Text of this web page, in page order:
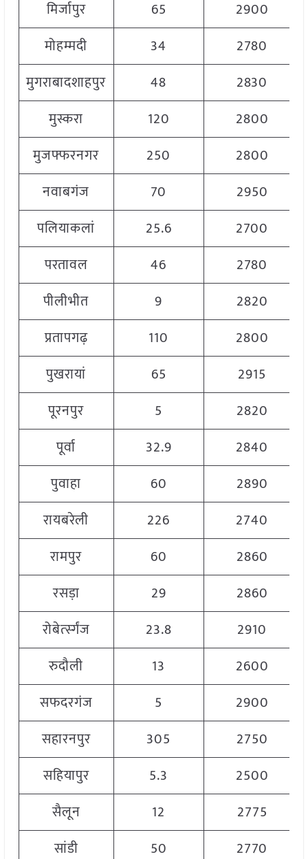
मिर्जापुर
65
2900
मोहम्मदी
34
2780
मुगराबादशाहपुर
48
2830
मुस्करा
120
2800
मुजफ्फरनगर
250
2800
नवाबगंज
70
2950
पलियाकलां
25.6
2700
परतावल
46
2780
पीलीभीत
9
2820
प्रतापगढ़
110
2800
पुखरायां
65
2915
पूरनपुर
5
2820
पूर्वा
32.9
2840
पुवाहा
60
2890
रायबरेली
226
2740
रामपुर
60
2860
रसड़ा
29
2860
रोबेर्त्स्गंज
23.8
2910
रुदौली
13
2600
सफदरगंज
5
2900
सहारनपुर
305
2750
सहियापुर
5.3
2500
सैलून
12
2775
सांडी
50 2770